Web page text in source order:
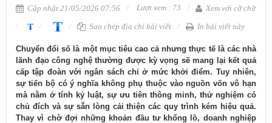
Cập nhật 21/05/2026 07:56 Lượt xem : 73
Xem với cỡ chữ
Sao chép địa chỉ bài viết
In bài viết này
​Chuyển đổi số là một mục tiêu cao cả nhưng thực tế là các nhà
lãnh đạo công nghệ thường được kỳ vọng sẽ mang lại kết quả
cấp tập đoàn với ngân sách chỉ ở mức khởi điểm. Tuy nhiên,
sự tiến bộ có ý nghĩa không phụ thuộc vào nguồn vốn vô hạn
mà nằm ở tính kỷ luật, sự ưu tiên thông minh, thử nghiệm có
chủ đích và sự sẵn lòng cải thiện các quy trình kém hiệu quả.
Thay vì chờ đợi những khoản đầu tư khổng lồ, doanh nghiệp